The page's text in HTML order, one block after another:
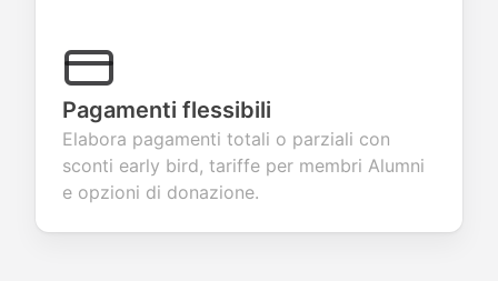
Pagamenti flessibili
Elabora pagamenti totali o parziali con
sconti early bird, tariffe per membri Alumni
e opzioni di donazione.